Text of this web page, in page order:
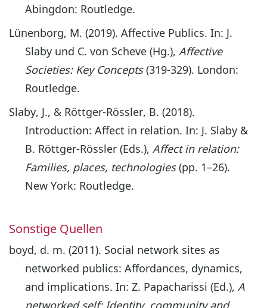
Abingdon: Routledge.
Lünenborg, M. (2019). Affective Publics. In: J.
Slaby und C. von Scheve (Hg.), Affective
Societies: Key Concepts(319-329). London:
Routledge.
Slaby, J., & Röttger-Rössler, B. (2018).
Introduction: Affect in relation. In: J. Slaby &
B. Röttger-Rössler (Eds.), Affect in relation:
Families, places, technologies(pp. 1–26).
New York: Routledge.
Sonstige Quellen
boyd, d. m. (2011). Social network sites as
networked publics: Affordances, dynamics,
and implications. In: Z. Papacharissi (Ed.), A
networked self: Identity, community and